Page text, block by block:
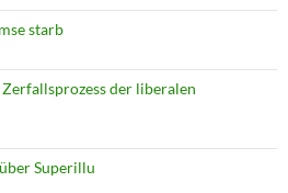
starb
der liberalen
Superillu